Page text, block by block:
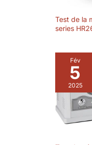
Test de la
series
Fév
5
2025